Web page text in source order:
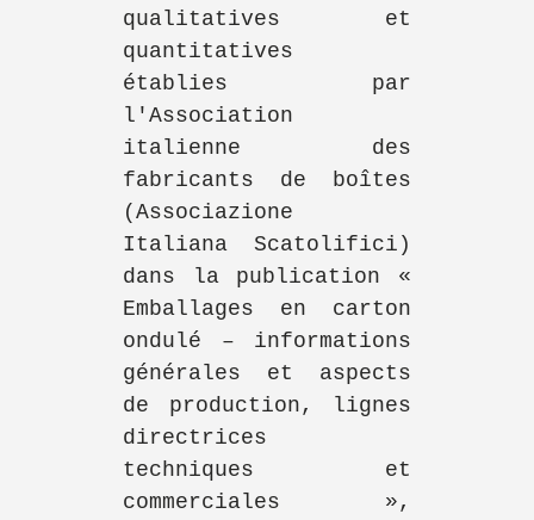
qualitatives et
quantitatives
établies par
l'Association
italienne des
fabricants de boîtes
(Associazione
Italiana Scatolifici)
dans la publication «
Emballages en carton
ondulé – informations
générales et aspects
de production, lignes
directrices
techniques et
commerciales »,